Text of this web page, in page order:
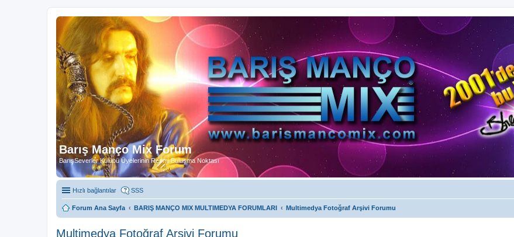
Barış Manço Mix Forum
BarışSeverler Kulübü Üyelerinin Resmi Buluşma Noktası
Hızlı bağlantılar SSS
Forum Ana Sayfa BARIŞ MANÇO MIX MULTIMEDYA FORUMLARI Multimedya Fotoğraf Arşivi Forumu
Multimedya Fotoğraf Arşivi Forumu